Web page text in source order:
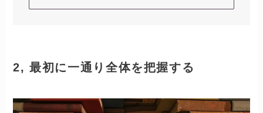
2, 最初に一通り全体を把握する